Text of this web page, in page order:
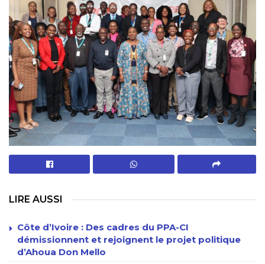
LIRE AUSSI
Côte d’Ivoire : Des cadres du PPA-CI
démissionnent et rejoignent le projet politique
d’Ahoua Don Mello